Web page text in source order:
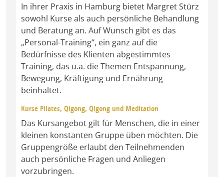
In ihrer Praxis in Hamburg bietet Margret Stürz
sowohl Kurse als auch persönliche Behandlung
und Beratung an. Auf Wunsch gibt es das
„Personal-Training“, ein ganz auf die
Bedürfnisse des Klienten abgestimmtes
Training, das u.a. die Themen Entspannung,
Bewegung, Kräftigung und Ernährung
beinhaltet.
Kurse Pilates, Qigong, Qigong und Meditation
Das Kursangebot gilt für Menschen, die in einer
kleinen konstanten Gruppe üben möchten. Die
Gruppengröße erlaubt den Teilnehmenden
auch persönliche Fragen und Anliegen
vorzubringen.